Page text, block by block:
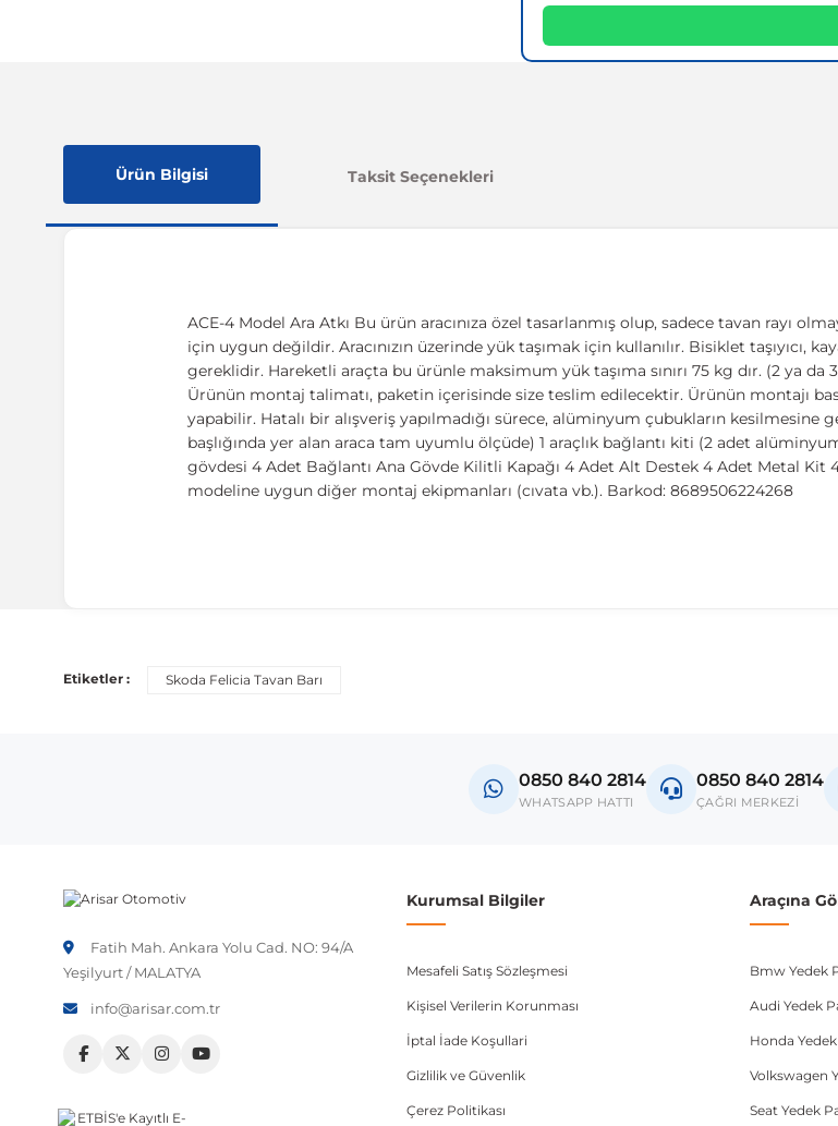
Ürün Bilgisi Taksit Seçenekleri
ACE-4 Model Ara Atkı Bu ürün aracınıza özel tasarlanmış olup, sadece tavan rayı
için uygun değildir. Aracınızın üzerinde yük taşımak için kullanılır. Bisiklet taşıyıcı,
gereklidir. Hareketli araçta bu ürünle maksimum yük taşıma sınırı 75 kg dır. (2 ya da
Ürünün montaj talimatı, paketin içerisinde size teslim edilecektir. Ürünün montajı
yapabilir. Hatalı bir alışveriş yapılmadığı sürece, alüminyum çubukların
başlığında yer alan araca tam uyumlu ölçüde) 1 araçlık bağlantı kiti (2 adet
gövdesi 4 Adet Bağlantı Ana Gövde Kilitli Kapağı 4 Adet Alt Destek 4 Adet Metal Kit
modeline uygun diğer montaj ekipmanları (cıvata vb.). Barkod: 8689506224268
Etiketler : Skoda Felicia Tavan Barı
0850 840 2814
WHATSAPP HATTI
0850 840 2814
ÇAĞRI MERKEZİ
Fatih Mah. Ankara Yolu Cad. NO: 94/A
Yeşilyurt / MALATYA
info@arisar.com.tr
Kurumsal Bilgiler
Mesafeli Satış Sözleşmesi
Kişisel Verilerin Korunması
İptal İade Koşullari
Gizlilik ve Güvenlik
Çerez Politikası
Araçına
Bmw Yedek
Audi Yedek
Honda
Volkswagen
Seat Yedek